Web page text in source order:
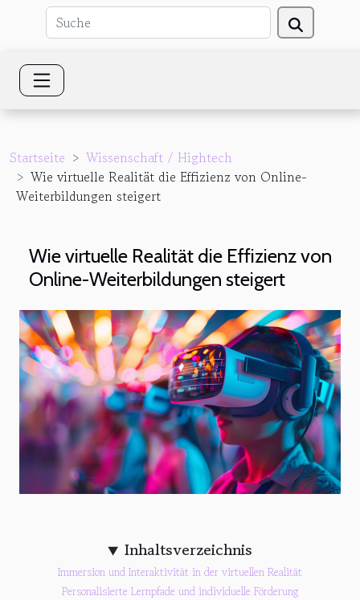
Startseite
Wissenschaft / Hightech
Wie virtuelle Realität die Effizienz von Online-
Weiterbildungen steigert
Wie virtuelle Realität die Effizienz von
Online-Weiterbildungen steigert
Inhaltsverzeichnis
Immersion und Interaktivität in der virtuellen Realität
Personalisierte Lernpfade und individuelle Förderung